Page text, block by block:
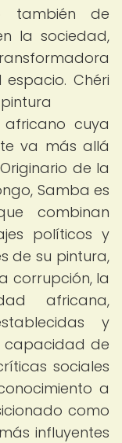
también de
la sociedad,
Chéri
cuya
va más allá
de la
Samba es
combinan
políticos y
de su pintura,
corrupción, la
africana,
y
capacidad de
sociales
a
como
influyentes